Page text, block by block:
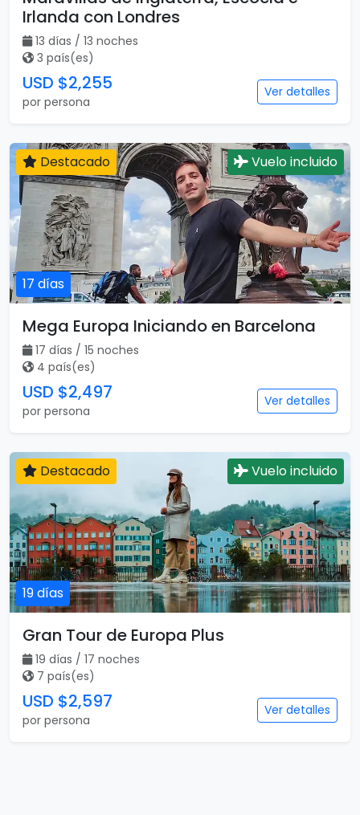
Irlanda con Londres
13 días / 13 noches
3 país(es)
USD $2,255
por persona
Ver detalles
17 días
Destacado Vuelo incluido
Mega Europa Iniciando en Barcelona
17 días / 15 noches
4 país(es)
USD $2,497
por persona
Ver detalles
19 días
Destacado Vuelo incluido
Gran Tour de Europa Plus
19 días / 17 noches
7 país(es)
USD $2,597
por persona
Ver detalles